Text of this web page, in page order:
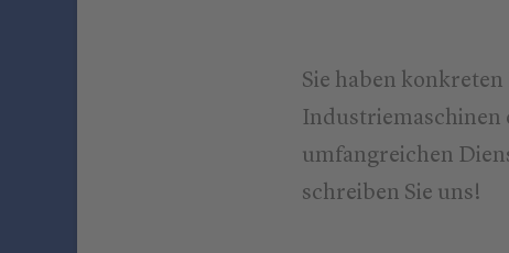
Sie haben
Industriemaschinen
umfangreichen
schreiben Sie uns!